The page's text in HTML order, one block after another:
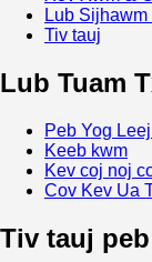
Lub
Tiv tauj
Lub Tuam
Peb Yog
Keeb kwm
Kev coj noj
Cov Kev Ua
Tiv tauj peb